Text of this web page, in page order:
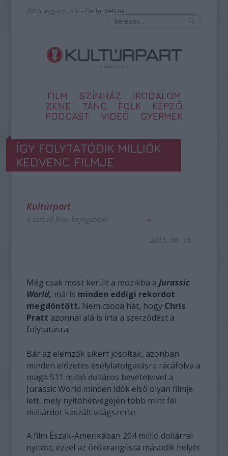
2026. augusztus 6. – Berta, Bettina
FILM SZÍNHÁZ
IRODALOM
ZENE
TÁNC FOLK
KÉPZŐ
PODCAST
VIDEÓ GYERMEK
ÍGY FOLYTATÓDIK MILLIÓK
KEDVENC FILMJE
Kultúrpart
a szerző friss bejegyzései
2015. 06. 15.
Még csak most került a mozikba a Jurassic
World, máris minden eddigi rekordot
megdöntött. Nem csoda hát, hogy Chris
Pratt azonnal alá is írta a szerződést a
folytatásra.
Bár az elemzők sikert jósoltak, azonban
minden előzetes esélylatolgatásra rácáfolva a
maga 511 millió dolláros bevételeivel a
Jurassic World minden idők első olyan filmje
lett, mely nyitóhétvégéjén több mint fél
milliárdot kaszált világszerte.
A film Észak-Amerikában 204 millió dollárral
nyitott, ezzel az örökranglista második helyét